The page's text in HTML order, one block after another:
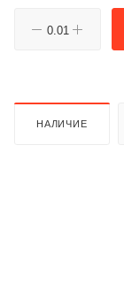
НАЛИЧИЕ